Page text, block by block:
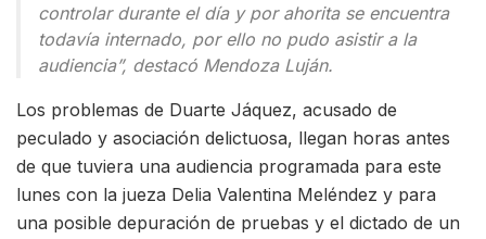
controlar durante el día y por ahorita se encuentra
todavía internado, por ello no pudo asistir a la
audiencia”, destacó Mendoza Luján.
Los problemas de Duarte Jáquez, acusado de
peculado y asociación delictuosa, llegan horas antes
de que tuviera una audiencia programada para este
lunes con la jueza Delia Valentina Meléndez y para
una posible depuración de pruebas y el dictado de un